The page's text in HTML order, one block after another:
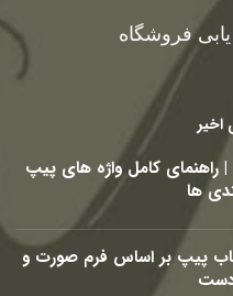
فروشگاه
کامل واژه های پیپ
ها
پیپ بر اساس فرم صورت و
دست